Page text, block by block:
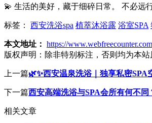
💫 生活的美好，藏于细碎日常。 不必远
标签： 西安洗浴spa 植萃沐浴露 浴室SPA
本文地址： https://
版权声明： 除非特别标注，否则均为本
上一篇🌿✨西安温泉洗浴｜独享私密
下一篇西安高端洗浴与SPA会所有何不
相关文章